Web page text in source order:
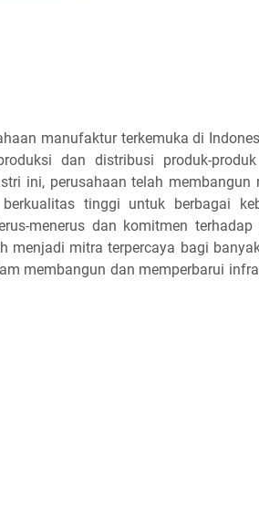
manufaktur terkemuka di
dan distribusi produk-
ini, perusahaan telah membangun
tinggi untuk berbagai
menerus dan komitmen terhadap
menjadi mitra terpercaya bagi
membangun dan memperbarui